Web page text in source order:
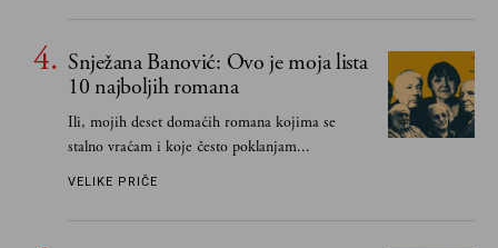
Snježana Banović: Ovo je moja lista
10 najboljih romana
Ili, mojih deset domaćih romana kojima se
stalno vraćam i koje često poklanjam...
VELIKE PRIČE